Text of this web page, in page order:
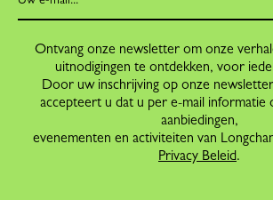
Ontvang onze newsletter om onze
uitnodigingen te ontdekken, voor
Door uw inschrijving op onze
accepteert u dat u per e-mail informatie
aanbiedingen,
evenementen en activiteiten van
Privacy Beleid.